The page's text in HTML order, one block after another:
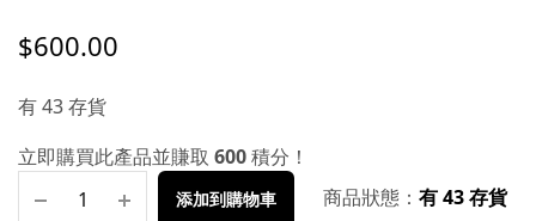
$600.00
有 43 存貨
立即購買此產品並賺取 600積分！
添加到購物車 商品狀態： 有 43 存貨